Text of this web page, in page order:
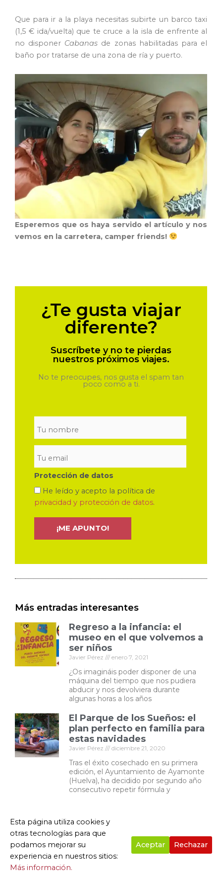
Que para ir a la playa necesitas subirte un barco taxi
(1,5 € ida/vuelta) que te cruce a la isla de enfrente al
no disponer Cabanas de zonas habilitadas para el
baño por tratarse de una zona de ría y puerto.
Esperemos que os haya servido el artículo y nos
vemos en la carretera, camper friends!
¿Te gusta viajar
diferente?
Suscríbete y no te pierdas
nuestros próximos viajes.
No te preocupes, nos gusta el spam tan
poco como a ti.
Protección de datos
He leído y acepto la política de
privacidad y protección de datos.
Más entradas interesantes
Regreso a la infancia: el
museo en el que volvemos a
ser niños
Javier Pérez enero 7, 2021
¿Os imagináis poder disponer de una
máquina del tiempo que nos pudiera
abducir y nos devolviera durante
algunas horas a los años
El Parque de los Sueños: el
plan perfecto en familia para
estas navidades
Javier Pérez diciembre 21, 2020
Tras el éxito cosechado en su primera
edición, el Ayuntamiento de Ayamonte
(Huelva), ha decidido por segundo año
consecutivo repetir fórmula y
Deja un comentario
Tu dirección de correo electrónico no será
publicada. Los campos obligatorios están
marcados con*
Esta página utiliza cookies y
otras tecnologías para que
podamos mejorar su
experiencia en nuestros sitios:
Más información.
Aceptar Rechazar